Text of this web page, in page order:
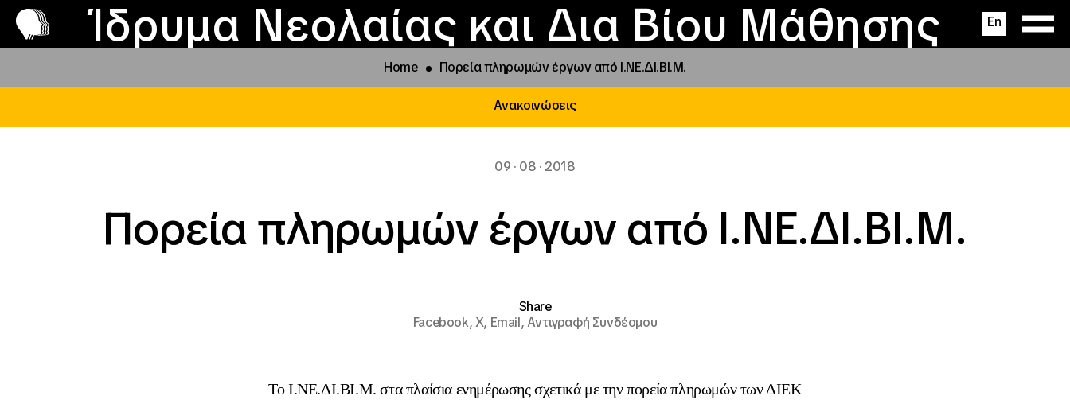
Ίδρυμα Νεολαίας και Δια Βίου Μάθησης En
Το ΙΝΕΔΙΒΙΜ
Προγράμματα και δράσεις
Φοιτητικές Εστίες
Παραχώρηση αιγίδας
Νέα
Επικοινωνία
Home Πορεία πληρωμών έργων από Ι.ΝΕ.ΔΙ.ΒΙ.Μ.
Ανακοινώσεις
09 · 08 · 2018
Πορεία πληρωμών έργων από Ι.ΝΕ.ΔΙ.ΒΙ.Μ.
Share
Facebook,X, Email,Αντιγραφή Συνδέσμου
Το Ι.ΝΕ.ΔΙ.ΒΙ.Μ. στα πλαίσια ενημέρωσης σχετικά με την πορεία πληρωμών των ΔΙΕΚ